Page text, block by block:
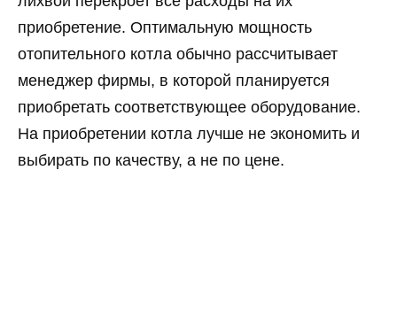
приобретение. Оптимальную мощность
отопительного котла обычно рассчитывает
менеджер фирмы, в которой планируется
приобретать соответствующее оборудование.
На приобретении котла лучше не экономить и
выбирать по качеству, а не по цене.